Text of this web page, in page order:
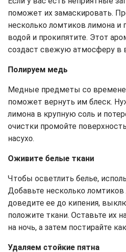
поможет их замаскировать.
несколько ломтиков лимона и
водой и прокипятите. Этот
создаст свежую атмосферу в
Полируем медь
Медные предметы со
поможет вернуть им блеск.
лимона в крупную соль и
очистки промойте
насухо.
Оживите белые ткани
Чтобы осветлить белье,
Добавьте несколько ломтиков
доведите ее до кипения,
положите ткани. Оставьте их
на ночь, а затем постирайте
Удаляем стойкие пятна